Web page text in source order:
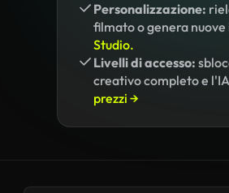
Personalizzazione:
filmato o genera
Studio.
Livelli di accesso:
creativo completo e
prezzi →